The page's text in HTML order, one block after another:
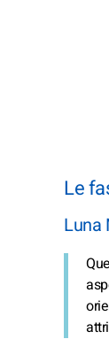
Le
Luna